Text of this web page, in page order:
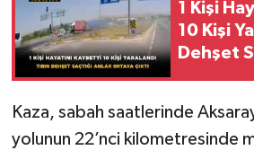
1 Kişi
10 Kişi
Dehşet
Kaza, sabah saatlerinde
yolunun 22’nci kilometresinde